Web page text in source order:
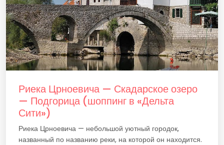
Риека Црноевича — Скадарское озеро
— Подгорица (шоппинг в «Дельта
Сити»)
Риека Црноевича — небольшой уютный городок,
названный по названию реки, на которой он находится.